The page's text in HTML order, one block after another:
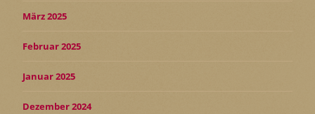
März 2025
Februar 2025
Januar 2025
Dezember 2024